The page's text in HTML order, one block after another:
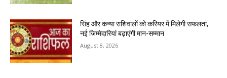
सिंह और कन्या राशिवालों को करियर में मिलेगी सफलता,
नई जिम्मेदारियां बढ़ाएंगी मान-सम्मान
August 8, 2026